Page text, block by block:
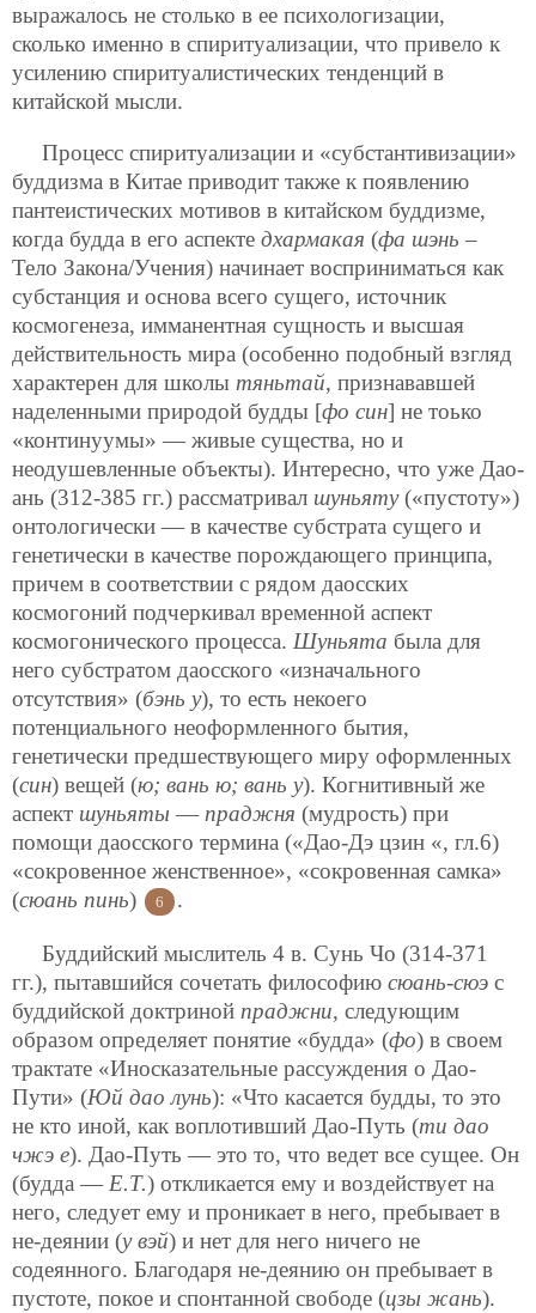
выражалось не столько в ее психологизации,
сколько именно в спиритуализации, что привело к
усилению спиритуалистических тенденций в
китайской мысли.
Процесс спиритуализации и «субстантивизации»
буддизма в Китае приводит также к появлению
пантеистических мотивов в китайском буддизме,
когда будда в его аспекте дхармакая (фа шэнь –
Тело Закона/Учения) начинает восприниматься как
субстанция и основа всего сущего, источник
космогенеза, имманентная сущность и высшая
действительность мира (особенно подобный взгляд
характерен для школы тяньтай, признававшей
наделенными природой будды [фо син] не тоько
«континуумы» — живые существа, но и
неодушевленные объекты). Интересно, что уже Дао-
ань (312-385 гг.) рассматривал шуньяту(«пустоту»)
онтологически — в качестве субстрата сущего и
генетически в качестве порождающего принципа,
причем в соответствии с рядом даосских
космогоний подчеркивал временной аспект
космогонического процесса. Шуньята была для
него субстратом даосского «изначального
отсутствия» (бэнь у), то есть некоего
потенциального неоформленного бытия,
генетически предшествующего миру оформленных
(син) вещей (ю; вань ю; вань у). Когнитивный же
аспект шуньяты — праджня (мудрость) при
помощи даосского термина («Дао-Дэ цзин «, гл.6)
«сокровенное женственное», «сокровенная самка»
(сюань пинь) 6 .
Буддийский мыслитель 4 в. Сунь Чо (314-371
гг.), пытавшийся сочетать философию сюань-сюэ с
буддийской доктриной праджни, следующим
образом определяет понятие «будда» (фо) в своем
трактате «Иносказательные рассуждения о Дао-
Пути» (Юй дао лунь): «Что касается будды, то это
не кто иной, как воплотивший Дао-Путь (ти дао
чжэ е). Дао-Путь — это то, что ведет все сущее. Он
(будда — Е.Т.) откликается ему и воздействует на
него, следует ему и проникает в него, пребывает в
не-деянии (у вэй) и нет для него ничего не
содеянного. Благодаря не-деянию он пребывает в
пустоте, покое и спонтанной свободе (цзы жань).